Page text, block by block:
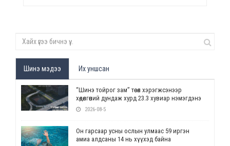
Шинэ мэдээ Их уншсан
“Шинэ тойрог зам” төсөл хэрэгжсэнээр
хөдөлгөөний дундаж хурд 23.3 хувиар нэмэгдэнэ
2026-08-5
Он гарсаар усны ослын улмаас 59 иргэн
амиа алдсаны 14 нь хүүхэд байна